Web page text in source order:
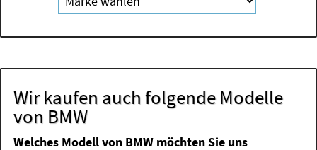
Wir kaufen auch folgende Modelle
von BMW
Welches Modell von BMW möchten Sie uns